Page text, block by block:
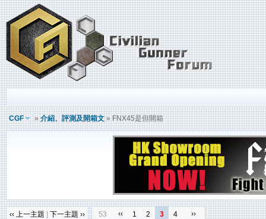
CGF »介紹、評測及開箱文» FNX45是但開箱
‹‹ 上一主題 下一主題 ›› 53 ‹‹ 1 2 3 4 ››